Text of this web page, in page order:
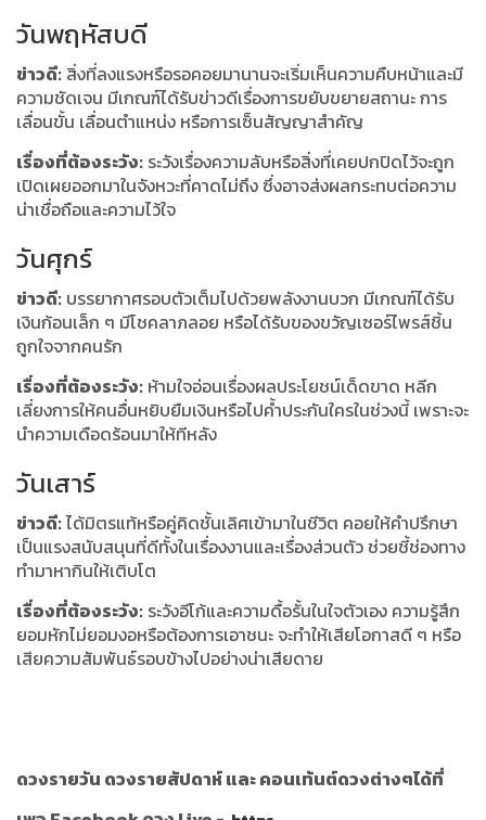
วันพฤหัสบดี
ข่าวดี: สิ่งที่ลงแรงหรือรอคอยมานานจะเริ่มเห็นความคืบหน้าและมี
ความชัดเจน มีเกณฑ์ได้รับข่าวดีเรื่องการขยับขยายสถานะ การ
เลื่อนขั้น เลื่อนตำแหน่ง หรือการเซ็นสัญญาสำคัญ
เรื่องที่ต้องระวัง: ระวังเรื่องความลับหรือสิ่งที่เคยปกปิดไว้จะถูก
เปิดเผยออกมาในจังหวะที่คาดไม่ถึง ซึ่งอาจส่งผลกระทบต่อความ
น่าเชื่อถือและความไว้ใจ
วันศุกร์
ข่าวดี: บรรยากาศรอบตัวเต็มไปด้วยพลังงานบวก มีเกณฑ์ได้รับ
เงินก้อนเล็ก ๆ มีโชคลาภลอย หรือได้รับของขวัญเซอร์ไพรส์ชิ้น
ถูกใจจากคนรัก
เรื่องที่ต้องระวัง: ห้ามใจอ่อนเรื่องผลประโยชน์เด็ดขาด หลีก
เลี่ยงการให้คนอื่นหยิบยืมเงินหรือไปค้ำประกันใครในช่วงนี้ เพราะจะ
นำความเดือดร้อนมาให้ทีหลัง
วันเสาร์
ข่าวดี:ได้มิตรแท้หรือคู่คิดชั้นเลิศเข้ามาในชีวิต คอยให้คำปรึกษา
เป็นแรงสนับสนุนที่ดีทั้งในเรื่องงานและเรื่องส่วนตัว ช่วยชี้ช่องทาง
ทำมาหากินให้เติบโต
เรื่องที่ต้องระวัง: ระวังอีโก้และความดื้อรั้นในใจตัวเอง ความรู้สึก
ยอมหักไม่ยอมงอหรือต้องการเอาชนะ จะทำให้เสียโอกาสดี ๆ หรือ
เสียความสัมพันธ์รอบข้างไปอย่างน่าเสียดาย
ดวงรายวัน ดวงรายสัปดาห์ และ คอนเท้นต์ดวงต่างๆได้ที่